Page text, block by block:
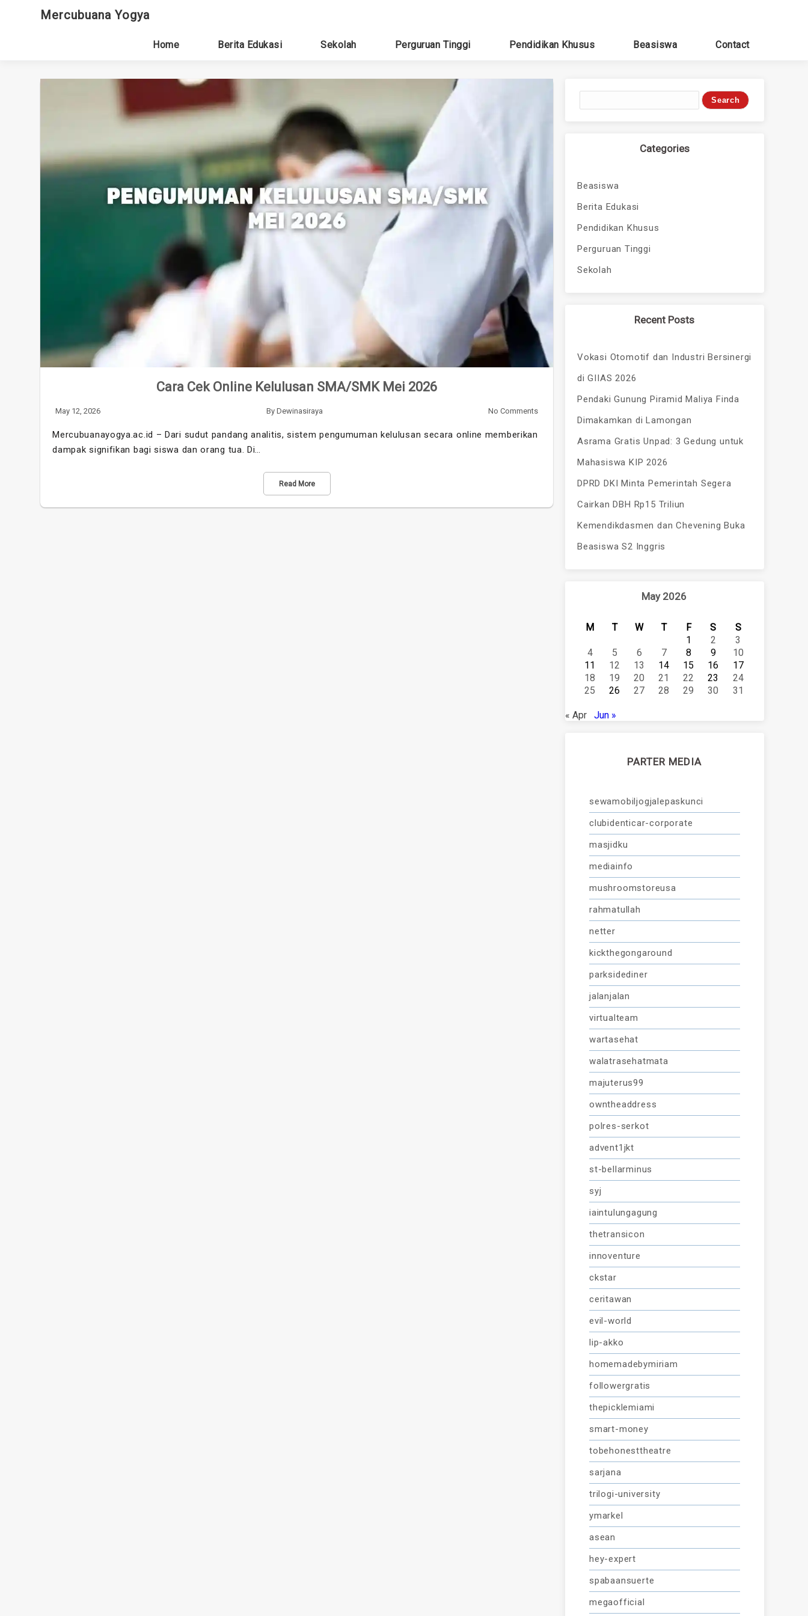
Mercubuana Yogya
Home Berita Edukasi Sekolah Perguruan Tinggi Pendidikan Khusus Beasiswa Contact
Cara Cek Online Kelulusan SMA/SMK Mei 2026
May 12, 2026 By Dewinasiraya No Comments
Mercubuanayogya.ac.id – Dari sudut pandang analitis, sistem pengumuman kelulusan secara online memberikan
dampak signifikan bagi siswa dan orang tua. Di…
Read More
Categories
Beasiswa
Berita Edukasi
Pendidikan Khusus
Perguruan Tinggi
Sekolah
Recent Posts
Vokasi Otomotif dan Industri Bersinergi
di GIIAS 2026
Pendaki Gunung Piramid Maliya Finda
Dimakamkan di Lamongan
Asrama Gratis Unpad: 3 Gedung untuk
Mahasiswa KIP 2026
DPRD DKI Minta Pemerintah Segera
Cairkan DBH Rp15 Triliun
Kemendikdasmen dan Chevening Buka
Beasiswa S2 Inggris
May 2026
M T W T F S
S
1
2
3
4
5 6 7 8 9
10
11
12 13 14 15 16
17
18
19 20 21 22 23
24
25
26 27 28 29 30 31
« Apr Jun »
PARTER MEDIA
sewamobiljogjalepaskunci
clubidenticar-corporate
masjidku
mediainfo
mushroomstoreusa
rahmatullah
netter
kickthegongaround
parksidediner
jalanjalan
virtualteam
wartasehat
walatrasehatmata
majuterus99
owntheaddress
polres-serkot
advent1jkt
st-bellarminus
syj
iaintulungagung
thetransicon
innoventure
ckstar
ceritawan
evil-world
lip-akko
homemadebymiriam
followergratis
thepicklemiami
smart-money
tobehonesttheatre
sarjana
trilogi-university
ymarkel
asean
hey-expert
spabaansuerte
megaofficial